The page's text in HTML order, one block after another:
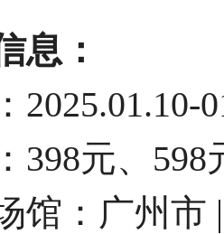
息：
元、598
：广州市 |